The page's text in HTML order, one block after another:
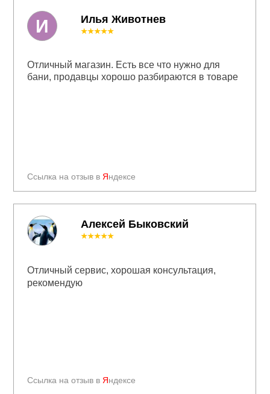
Илья Животнев
Ссылка на отзыв в Яндексе
★★★★★
Отличный магазин. Есть все что нужно для
бани, продавцы хорошо разбираются в товаре
И
Алексей Быковский
Ссылка на отзыв в Яндексе
★★★★★
Отличный сервис, хорошая консультация,
рекомендую